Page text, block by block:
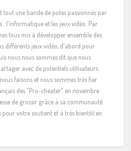
tout une bande de potes passionnés par
: l'informatique et les jeux vidéo. Par
tous mis à développer ensemble des
différents jeux vidéo, d'abord pour
nous nous sommes dit que nous
avec de potentiels utilisateurs.
faisons et nous sommes très fier
des "Pro-cheater" en novembre
de grossir grâce à sa communauté
pour votre soutient et à très bientôt en